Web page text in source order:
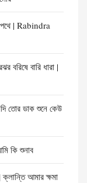
| Rabindra
বারি ধারা |
তোর ডাক শুনে কেউ
কি শুনাব​
আমার ক্ষমা